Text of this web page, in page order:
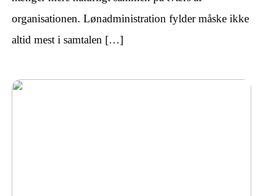
organisationen. Lønadministration fylder måske ikke
altid mest i samtalen […]